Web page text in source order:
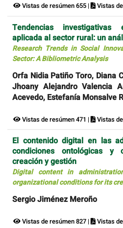
Vistas de resúmen 655 | Vistas
Tendencias
aplicada al sector rural: un
Research Trends in Social
Sector: A Bibliometric Analysis
Orfa Nidia Patiño Toro, Diana
Jhoany Alejandro Valencia
Acevedo, Estefanía Monsalve
Vistas de resúmen 471 | Vistas
El contenido digital en las
condiciones ontológicas y
creación y gestión
Digital content in
organizational conditions for its
Sergio Jiménez Meroño
Vistas de resúmen 827 | Vistas